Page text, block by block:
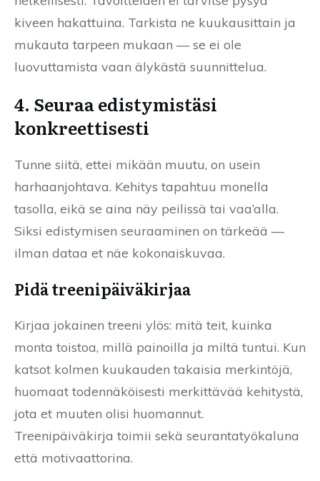
kiveen hakattuina. Tarkista ne kuukausittain ja
mukauta tarpeen mukaan — se ei ole
luovuttamista vaan älykästä suunnittelua.
4. Seuraa edistymistäsi
konkreettisesti
Tunne siitä, ettei mikään muutu, on usein
harhaanjohtava. Kehitys tapahtuu monella
tasolla, eikä se aina näy peilissä tai vaa’alla.
Siksi edistymisen seuraaminen on tärkeää —
ilman dataa et näe kokonaiskuvaa.
Pidä treenipäiväkirjaa
Kirjaa jokainen treeni ylös: mitä teit, kuinka
monta toistoa, millä painoilla ja miltä tuntui. Kun
katsot kolmen kuukauden takaisia merkintöjä,
huomaat todennäköisesti merkittävää kehitystä,
jota et muuten olisi huomannut.
Treenipäiväkirja toimii sekä seurantatyökaluna
että motivaattorina.